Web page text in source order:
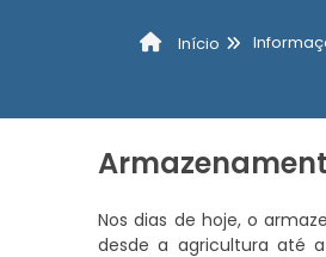
Início
Nos dias de hoje, o
desde a agricultura até